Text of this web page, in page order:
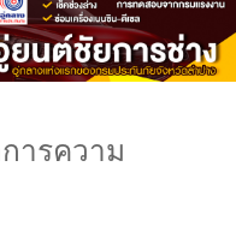
ารความ